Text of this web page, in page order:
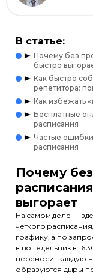
В статье:
Почему без
быстро
Как быстро
репетитора:
Как избежать
Бесплатные
расписания
Частые
расписания
Почему
выгорает
На самом деле —
четкого
графику, а по
в понедельник в
переносит каждую
образуются дыры